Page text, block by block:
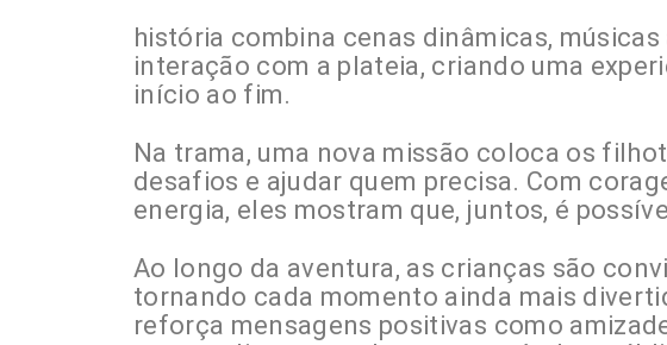
história combina cenas dinâmicas,
interação com a plateia, criando uma
início ao fim.
Na trama, uma nova missão coloca os
desafios e ajudar quem precisa. Com
energia, eles mostram que, juntos, é
Ao longo da aventura, as crianças são
tornando cada momento ainda mais
reforça mensagens positivas como